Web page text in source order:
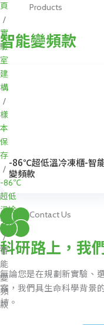
頁
/
實
驗
室
建
構
/
樣
本
保
存
/
-86℃
超低
溫冷
凍櫃
/
智
能
變
頻
款
Products
智能變頻款
-86℃超低溫冷凍櫃-智
變頻款
Contact Us
科研路上，我
無論您是在規劃新實驗、
案，我們具生命科學背景
持。